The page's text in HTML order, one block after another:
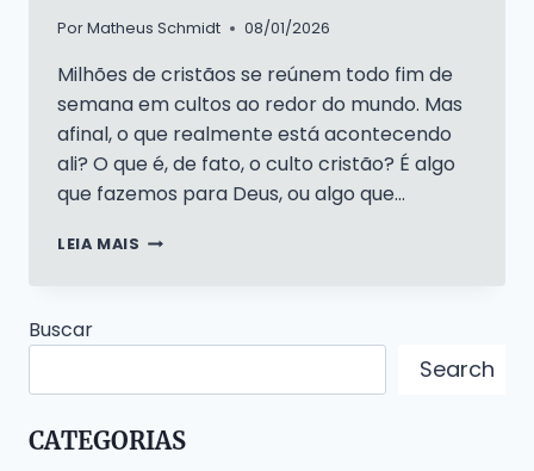
PorMatheus Schmidt 08/01/2026
Milhões de cristãos se reúnem todo fim de
semana em cultos ao redor do mundo. Mas
afinal, o que realmente está acontecendo
ali? O que é, de fato, o culto cristão? É algo
que fazemos para Deus, ou algo que…
LEIA MAIS CULTO
Buscar
Search
CATEGORIAS